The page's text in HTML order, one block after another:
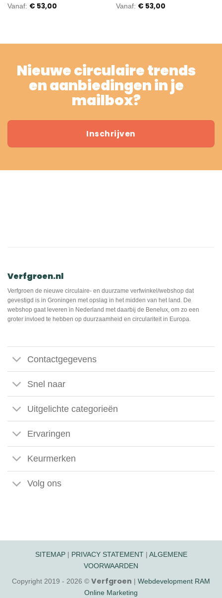
Gewaardeerd
Vanaf: €53,00 Vanaf: €53,00
Nieuwe circulaire trends
en aanbiedingen in je
mailbox?
Inschrijven
Verfgroen.nl
Verfgroen de nieuwe circulaire- en duurzame verfwinkel/webshop dat
gevestigd is in Groningen met opslag in het midden van het land. De
webshop gaat leveren in Nederland met daarbij de Benelux, om zo een
groter invloed te hebben op duurzaamheid en circulariteit in Europa.
Contactgegevens
Snel naar
Uitgelichte categorieën
Ervaringen
Keurmerken
Volg ons
SITEMAP| PRIVACY STATEMENT| ALGEMENE
VOORWAARDEN
Copyright 2019 - 2026 © Verfgroen | Webdevelopment RAM
Online Marketing